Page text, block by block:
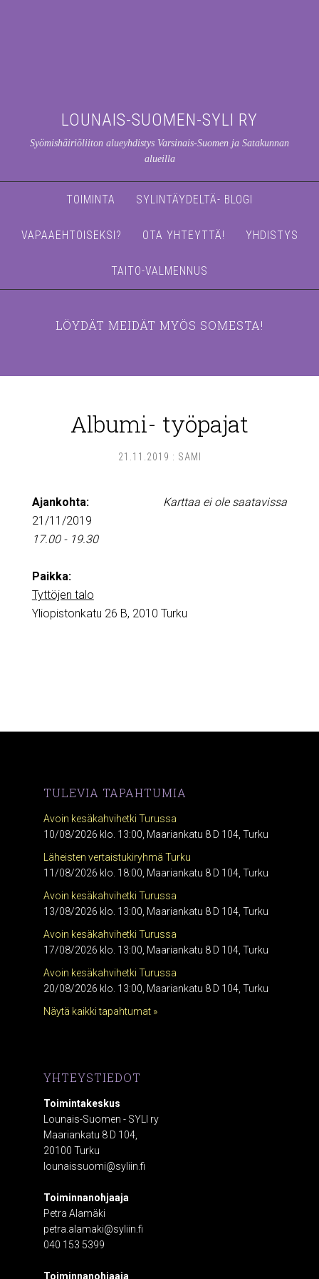
LOUNAIS-SUOMEN-SYLI RY
Syömishäiriöliiton alueyhdistys Varsinais-Suomen ja Satakunnan
alueilla
TOIMINTA SYLINTÄYDELTÄ- BLOGI
VAPAAEHTOISEKSI? OTA YHTEYTTÄ! YHDISTYS
TAITO-VALMENNUS
LÖYDÄT MEIDÄT MYÖS SOMESTA!
Albumi- työpajat
21.11.2019 : SAMI
Karttaa ei ole saatavissa
Ajankohta:
21/11/2019
17.00 - 19.30
Paikka:
Tyttöjen talo
Yliopistonkatu 26 B, 2010 Turku
TULEVIA TAPAHTUMIA
Avoin kesäkahvihetki Turussa
10/08/2026 klo. 13:00, Maariankatu 8 D 104, Turku
Läheisten vertaistukiryhmä Turku
11/08/2026 klo. 18:00, Maariankatu 8 D 104, Turku
Avoin kesäkahvihetki Turussa
13/08/2026 klo. 13:00, Maariankatu 8 D 104, Turku
Avoin kesäkahvihetki Turussa
17/08/2026 klo. 13:00, Maariankatu 8 D 104, Turku
Avoin kesäkahvihetki Turussa
20/08/2026 klo. 13:00, Maariankatu 8 D 104, Turku
Näytä kaikki tapahtumat »
YHTEYSTIEDOT
Toimintakeskus
Lounais-Suomen - SYLI ry
Maariankatu 8 D 104,
20100 Turku
lounaissuomi@syliin.fi
Toiminnanohjaaja
Petra Alamäki
petra.alamaki@syliin.fi
040 153 5399
Toiminnanohjaaja